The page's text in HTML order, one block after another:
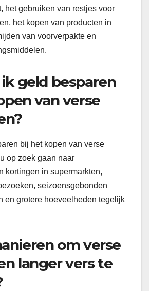
het gebruiken van restjes voor
het kopen van producten in
van voorverpakte en
geld besparen
van verse
bij het kopen van verse
op zoek gaan naar
kortingen in supermarkten,
seizoensgebonden
en grotere hoeveelheden tegelijk
om verse
langer vers te